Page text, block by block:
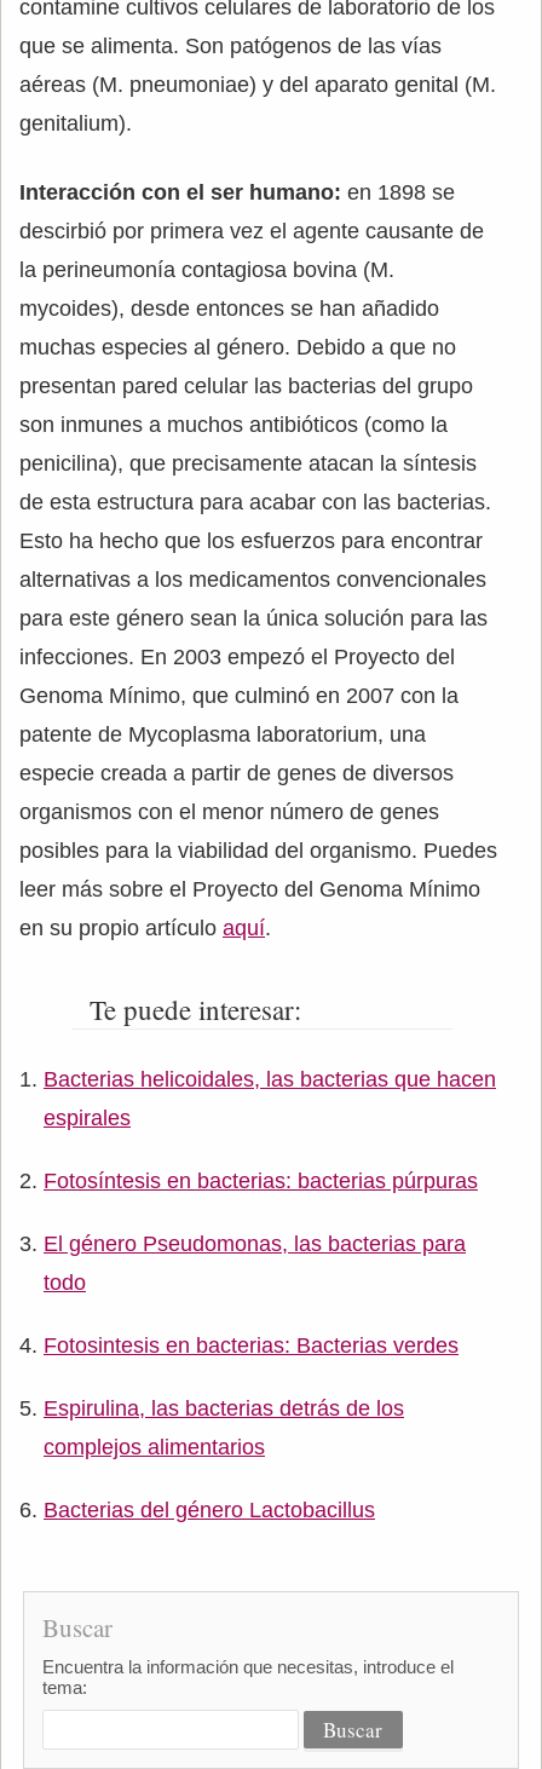
contamine cultivos celulares de laboratorio de los
que se alimenta. Son patógenos de las vías
aéreas (M. pneumoniae) y del aparato genital (M.
genitalium).
Interacción con el ser humano: en 1898 se
descirbió por primera vez el agente causante de
la perineumonía contagiosa bovina (M.
mycoides), desde entonces se han añadido
muchas especies al género. Debido a que no
presentan pared celular las bacterias del grupo
son inmunes a muchos antibióticos (como la
penicilina), que precisamente atacan la síntesis
de esta estructura para acabar con las bacterias.
Esto ha hecho que los esfuerzos para encontrar
alternativas a los medicamentos convencionales
para este género sean la única solución para las
infecciones. En 2003 empezó el Proyecto del
Genoma Mínimo, que culminó en 2007 con la
patente de Mycoplasma laboratorium, una
especie creada a partir de genes de diversos
organismos con el menor número de genes
posibles para la viabilidad del organismo. Puedes
leer más sobre el Proyecto del Genoma Mínimo
en su propio artículo aquí.
Te puede interesar:
Bacterias helicoidales, las bacterias que hacen
espirales
Fotosíntesis en bacterias: bacterias púrpuras
El género Pseudomonas, las bacterias para
todo
Fotosintesis en bacterias: Bacterias verdes
Espirulina, las bacterias detrás de los
complejos alimentarios
Bacterias del género Lactobacillus
Buscar
Encuentra la información que necesitas, introduce el
tema: